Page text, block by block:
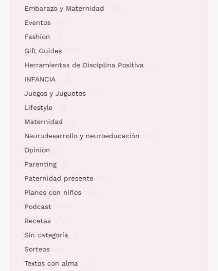
Embarazo y Maternidad
Eventos
Fashion
Gift Guides
Herramientas de Disciplina Positiva
INFANCIA
Juegos y Juguetes
Lifestyle
Maternidad
Neurodesarrollo y neuroeducación
Opinion
Parenting
Paternidad presente
Planes con niños
Podcast
Recetas
Sin categoría
Sorteos
Textos con alma